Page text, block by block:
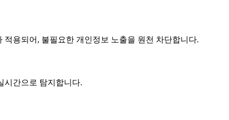
용되어, 불필요한 개인정보 노출을 원천 차단합니다.
시간으로 탐지합니다.